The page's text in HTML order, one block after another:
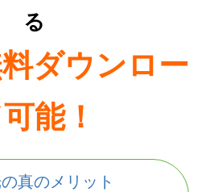
る
ダウンロー
可能！
真のメリット